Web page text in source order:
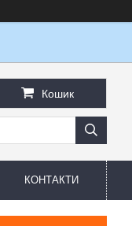
Кошик
КОНТАКТИ